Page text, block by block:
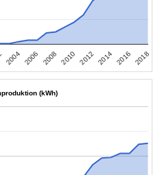
2004 2006 2008 2010 2012 2014 2016 2018
(kWh)